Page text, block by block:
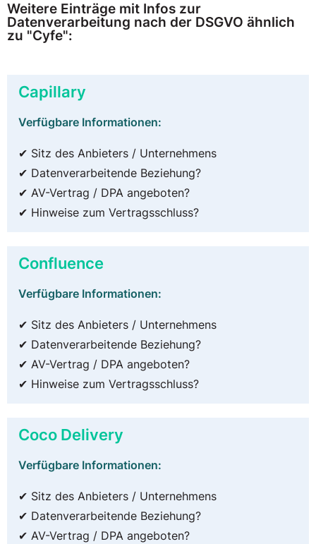
Weitere Einträge mit Infos zur
Datenverarbeitung nach der DSGVO ähnlich
zu "Cyfe":
Capillary
Verfügbare Informationen:
✔ Sitz des Anbieters / Unternehmens
✔ Datenverarbeitende Beziehung?
✔ AV-Vertrag / DPA angeboten?
✔ Hinweise zum Vertragsschluss?
Confluence
Verfügbare Informationen:
✔ Sitz des Anbieters / Unternehmens
✔ Datenverarbeitende Beziehung?
✔ AV-Vertrag / DPA angeboten?
✔ Hinweise zum Vertragsschluss?
Coco Delivery
Verfügbare Informationen:
✔ Sitz des Anbieters / Unternehmens
✔ Datenverarbeitende Beziehung?
✔ AV-Vertrag / DPA angeboten?